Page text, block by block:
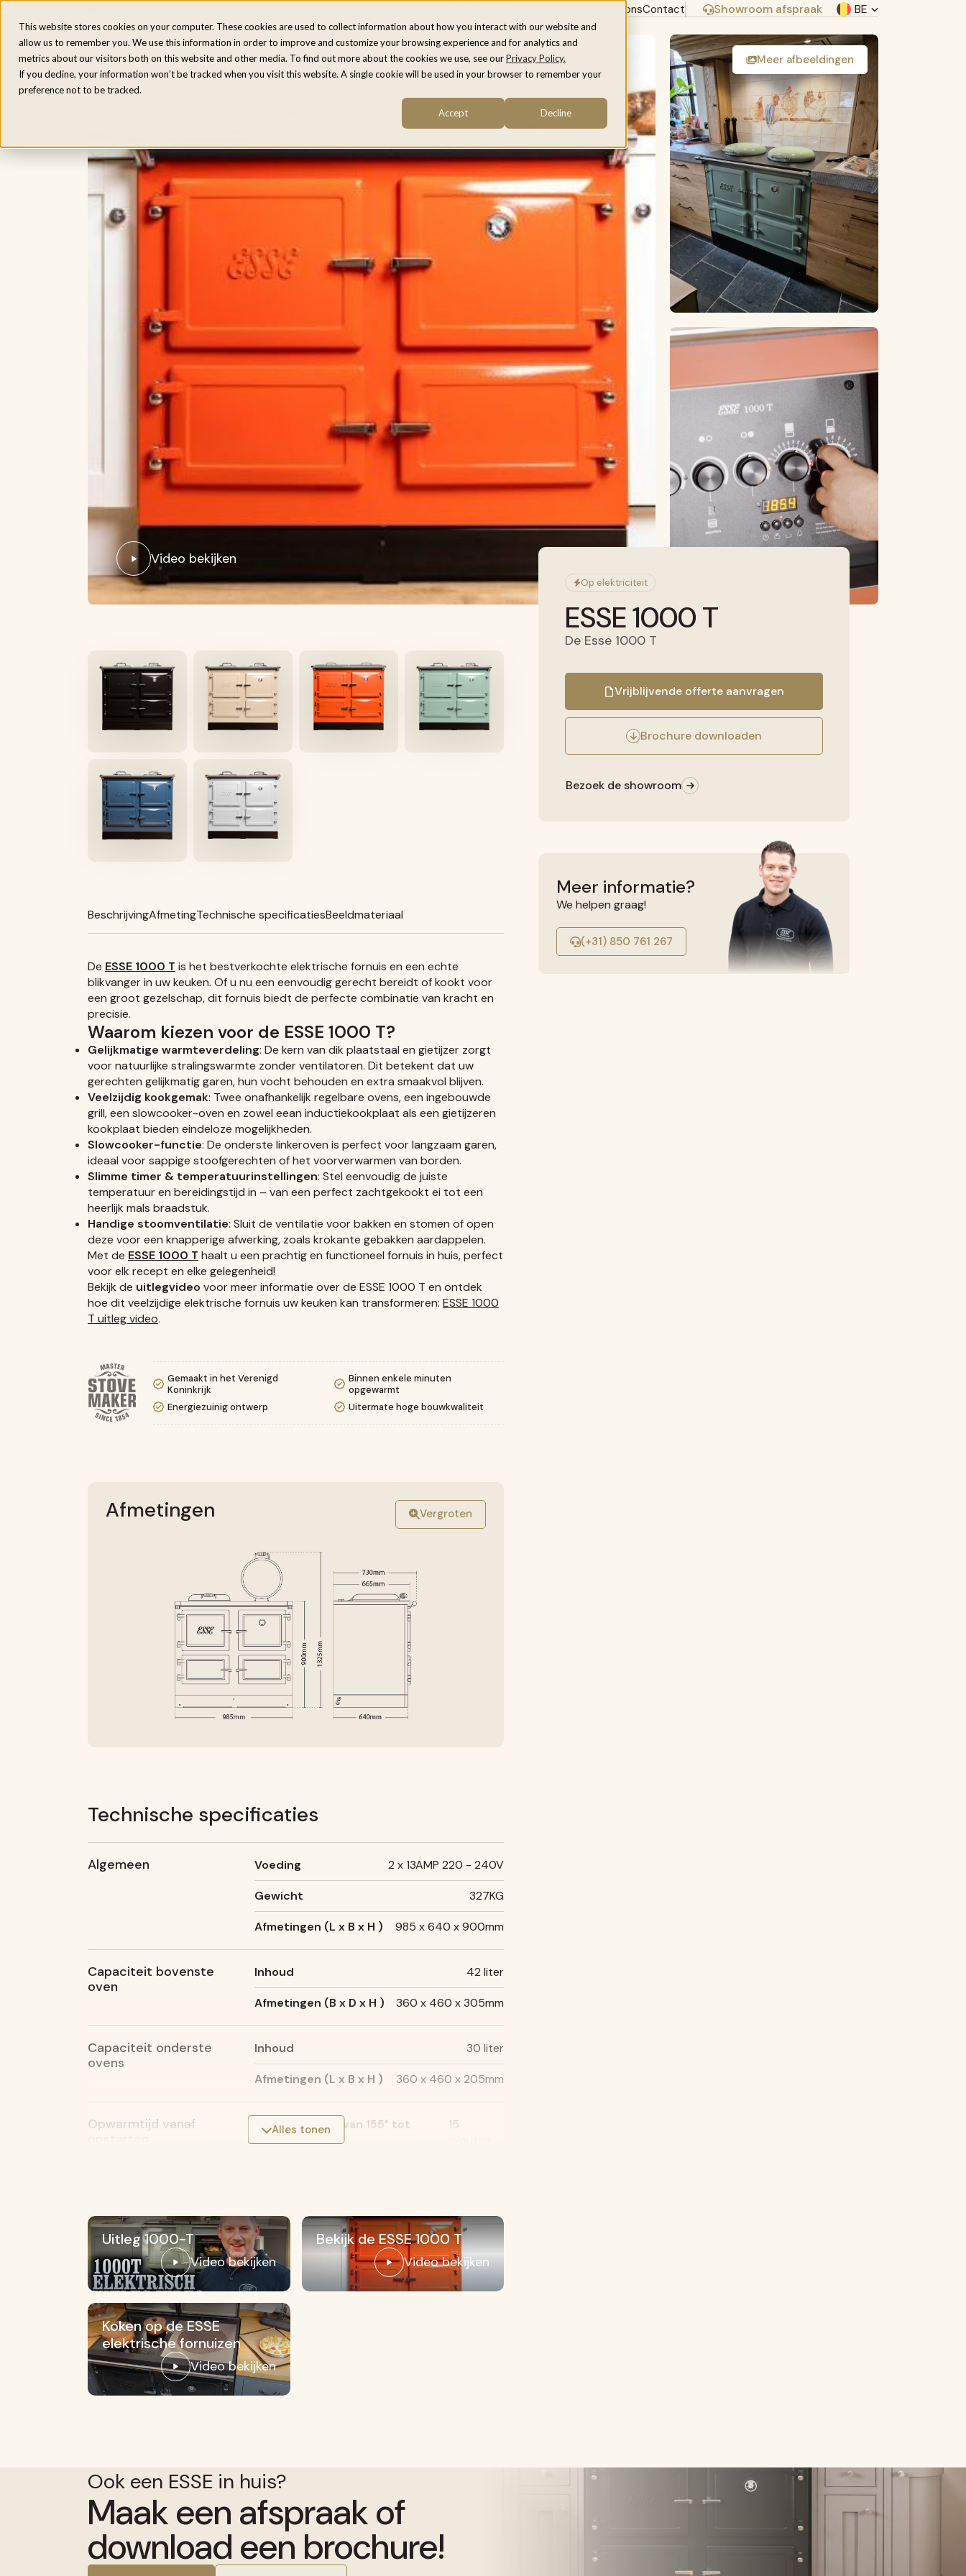
This website stores cookies on your computer. These cookies are used to collect information about how you interact with our website and
allow us to remember you. We use this information in order to improve and customize your browsing experience and for analytics and
metrics about our visitors both on this website and other media. To find out more about the cookies we use, see ourPrivacy Policy.
If you decline, your information won’t be tracked when you visit this website. A single cookie will be used in your browser to remember your
preference not to be tracked.
Accept Decline
Over onsContact Showroom afspraak
BE
fr
Home/Modellen/ESSE 1000 T
Meer afbeeldingen
Video bekijken
BeschrijvingAfmetingTechnische specificatiesBeeldmateriaal
De ESSE 1000 T is het bestverkochte elektrische fornuis en een echte
blikvanger in uw keuken. Of u nu een eenvoudig gerecht bereidt of kookt voor
een groot gezelschap, dit fornuis biedt de perfecte combinatie van kracht en
precisie.
Waarom kiezen voor de ESSE 1000 T?
Gelijkmatige warmteverdeling: De kern van dik plaatstaal en gietijzer zorgt
voor natuurlijke stralingswarmte zonder ventilatoren. Dit betekent dat uw
gerechten gelijkmatig garen, hun vocht behouden en extra smaakvol blijven.
Veelzijdig kookgemak: Twee onafhankelijk regelbare ovens, een ingebouwde
grill, een slowcooker-oven en zowel eean inductiekookplaat als een gietijzeren
kookplaat bieden eindeloze mogelijkheden.
Slowcooker-functie: De onderste linkeroven is perfect voor langzaam garen,
ideaal voor sappige stoofgerechten of het voorverwarmen van borden.
Slimme timer & temperatuurinstellingen: Stel eenvoudig de juiste
temperatuur en bereidingstijd in – van een perfect zachtgekookt ei tot een
heerlijk mals braadstuk.
Handige stoomventilatie: Sluit de ventilatie voor bakken en stomen of open
deze voor een knapperige afwerking, zoals krokante gebakken aardappelen.
Met de ESSE 1000 T haalt u een prachtig en functioneel fornuis in huis, perfect
voor elk recept en elke gelegenheid!
Bekijk de uitlegvideo voor meer informatie over de ESSE 1000 T en ontdek
hoe dit veelzijdige elektrische fornuis uw keuken kan transformeren: ESSE 1000
T uitleg video.
Gemaakt in het Verenigd
Koninkrijk
Binnen enkele minuten
opgewarmt
Energiezuinig ontwerp
Uitermate hoge bouwkwaliteit
Afmetingen Vergroten
Technische specificaties
Algemeen Voeding 2 x 13AMP 220 - 240V
Gewicht 327KG
Afmetingen (L x B x H ) 985 x 640 x 900mm
Capaciteit bovenste
oven
Inhoud 42 liter
Afmetingen (B x D x H ) 360 x 460 x 305mm
Capaciteit onderste
ovens
Inhoud 30 liter
Afmetingen (L x B x H ) 360 x 460 x 205mm
Opwarmtijd vanaf
Bovenste oven van 155° tot
240°C
15
Inductieplaat Direct
Alles tonen
Uitleg 1000-T
Video bekijken
Bekijk de ESSE 1000 T
Video bekijken
Koken op de ESSE
elektrische fornuizen
Video bekijken
Op elektriciteit
ESSE 1000 T
De Esse 1000 T
Vrijblijvende offerte aanvragen
Brochure downloaden
Bezoek de showroom
Meer informatie?
We helpen graag!
(+31) 850 761 267
Ook een ESSE in huis?
Maak een afspraak of
download een brochure!